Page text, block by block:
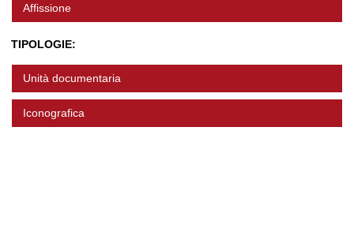
Affissione
TIPOLOGIE:
Unità documentaria
Iconografica